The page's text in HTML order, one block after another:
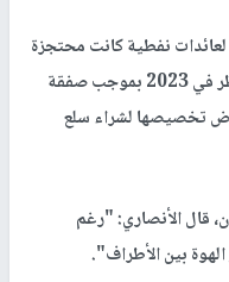
لعائدات نفطية كانت محتجزة
في بنوك كوريا الجنوبية، قبل نقلها إلى قطر في 2023 بموجب صفقة
تخصيصها لشراء سلع
قال الأنصاري: "رغم
بين الأطراف".